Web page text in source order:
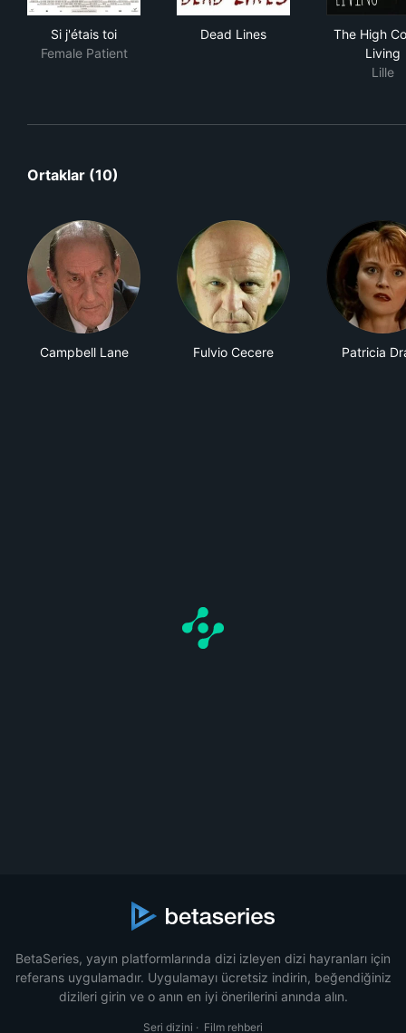
Si j'étais toi
Female Patient
Dead Lines
The High
Living
Lille
Ortaklar (10)
Campbell Lane Fulvio Cecere Patricia
BetaSeries, yayın platformlarında dizi izleyen dizi hayranları için
referans uygulamadır. Uygulamayı ücretsiz indirin, beğendiğiniz
dizileri girin ve o anın en iyi önerilerini anında alın.
Seri dizini · Film rehberi